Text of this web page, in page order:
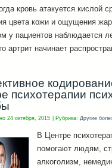
кровь атакуется кислой
цвета кожи и ощущения
у пациентов наблюдается
артрит начинает
психотерапии
24 октября, 2015 Рубрика: Другие
В Центре
помогают людям,
алкоголизм,